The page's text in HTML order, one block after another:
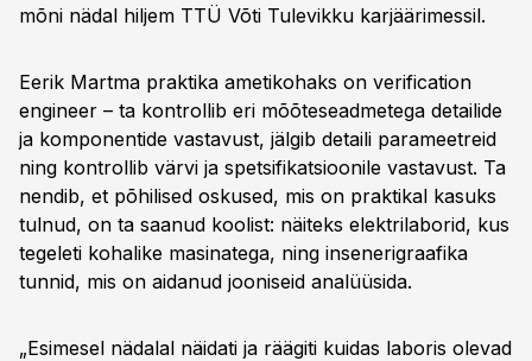
mõni nädal hiljem TTÜ Võti Tulevikku karjäärimessil.
Eerik Martma praktika ametikohaks on verification
engineer – ta kontrollib eri mõõteseadmetega detailide
ja komponentide vastavust, jälgib detaili parameetreid
ning kontrollib värvi ja spetsifikatsioonile vastavust. Ta
nendib, et põhilised oskused, mis on praktikal kasuks
tulnud, on ta saanud koolist: näiteks elektrilaborid, kus
tegeleti kohalike masinatega, ning insenerigraafika
tunnid, mis on aidanud jooniseid analüüsida.
„Esimesel nädalal näidati ja räägiti kuidas laboris olevad